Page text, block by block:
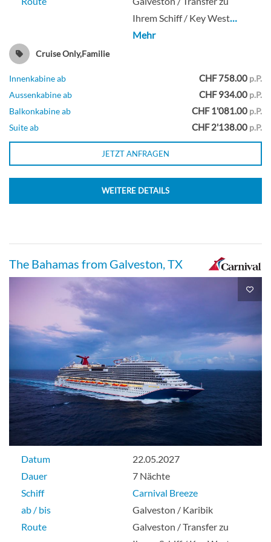
Innenkabine-[4G]
Innenkabine (Ausblick eingeschränkt)-
Deck 7
Innenkabine
Cloud 9 Spa-Innenkabine -[4S]
Deck 11
Ihrem Schiff / Key West…
Mehr
Cruise Only,Familie
Innenkabine ab CHF 758.00 p.P.
Aussenkabine ab
CHF 934.00 p.P.
Balkonkabine ab
CHF 1'081.00 p.P.
Suite ab
CHF 2'138.00 p.P.
JETZT ANFRAGEN
WEITERE DETAILS
The Bahamas from Galveston, TX
Datum
22.05.2027
Dauer
7 Nächte
Schiff
Carnival Breeze
ab / bis
Galveston / Karibik
Route
Galveston / Transfer zu